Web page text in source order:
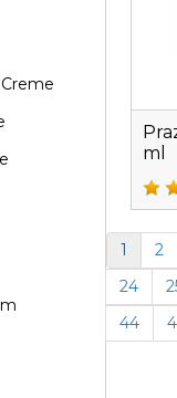
ml
1
2
24
44